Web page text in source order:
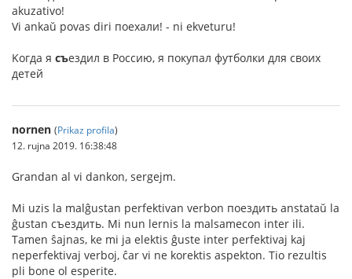
akuzativo!
Vi ankaŭ povas diri поехали! - ni ekveturu!
Kогда я съездил в Россию, я покупал футболки для своих
детей
nornen (Prikaz profila)
12. rujna 2019. 16:38:48
Grandan al vi dankon, sergejm.
Mi uzis la malĝustan perfektivan verbon поездить anstataŭ la
ĝustan съездить. Mi nun lernis la malsamecon inter ili.
Tamen ŝajnas, ke mi ja elektis ĝuste inter perfektivaj kaj
neperfektivaj verboj, ĉar vi ne korektis aspekton. Tio rezultis
pli bone ol esperite.